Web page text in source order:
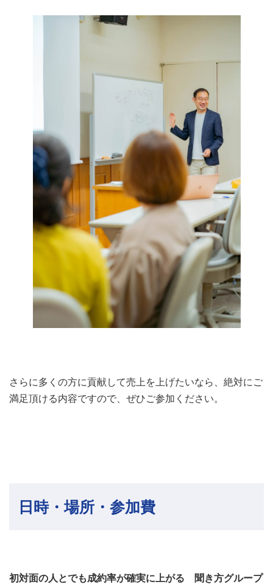
さらに多くの方に貢献して売上を上げたいなら、絶対にご
満足頂ける内容ですので、ぜひご参加ください。
日時・場所・参加費
初対面の人とでも成約率が確実に上がる 聞き方グループ